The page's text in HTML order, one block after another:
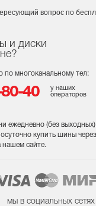
и диски
многоканальному тел:
40
у наших
операторов
ежедневно (без выходных).
купить шины
нашем сайте.
вопрос по
мы в социальных сетях